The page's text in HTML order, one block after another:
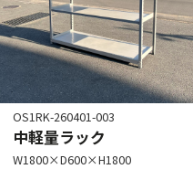
OS1RK-260401-003
中軽量ラック
W1800×D600×H1800